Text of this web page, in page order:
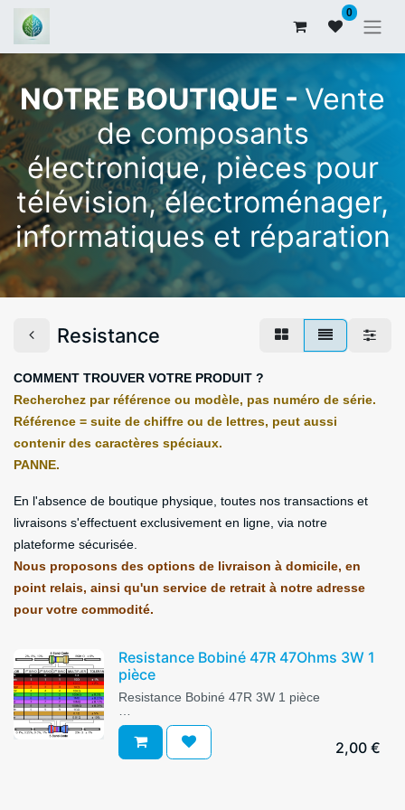
0
NOTRE BOUTIQUE -Vente
de composants
électronique, pièces pour
télévision, électroménager,
informatiques et réparation
Resistance
COMMENT TROUVER VOTRE PRODUIT ?
Recherchez par référence ou modèle, pas numéro de série.
Référence = suite de chiffre ou de lettres, peut aussi
contenir des caractères spéciaux.
PANNE.
En l'absence de boutique physique, toutes nos transactions et
livraisons s'effectuent exclusivement en ligne, via notre
plateforme sécurisée.
Nous proposons des options de livraison à domicile, en
point relais, ainsi qu'un service de retrait à notre adresse
pour votre commodité.
Resistance Bobiné 47R 47Ohms 3W 1
pièce
Resistance Bobiné 47R 3W 1 pièce
Les images sont fournies à titre indicatif
Voir les caractéristiques du produit
2,00 €